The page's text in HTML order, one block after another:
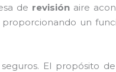
de revisión aire
un
El propósito